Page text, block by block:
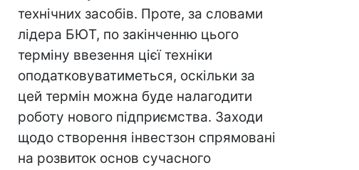
технічних засобів. Проте, за словами
лідера БЮТ, по закінченню цього
терміну ввезення цієї техніки
оподатковуватиметься, оскільки за
цей термін можна буде налагодити
роботу нового підприємства. Заходи
щодо створення інвестзон спрямовані
на розвиток основ сучасного